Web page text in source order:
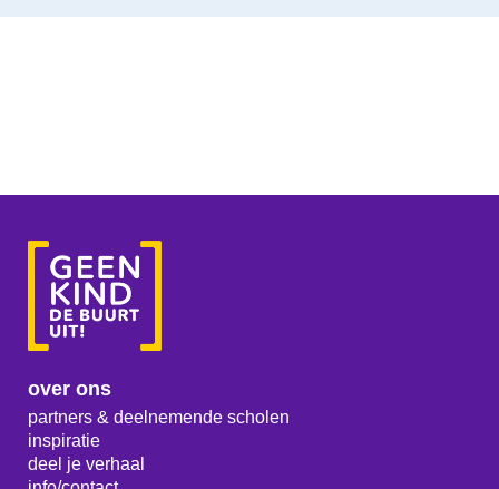
over ons
partners & deelnemende scholen
inspiratie
deel je verhaal